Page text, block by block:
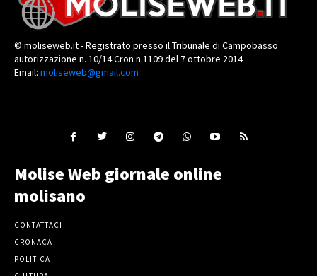
© moliseweb.it - Registrato presso il Tribunale di Campobasso
autorizzazione n. 10/14 Cron n.1109 del 7 ottobre 2014
Email: moliseweb@gmail.com
Molise Web giornale online
molisano
CONTATTACI
CRONACA
POLITICA